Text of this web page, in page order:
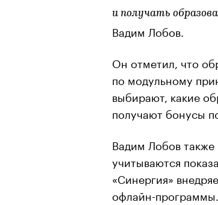
и получать
Вадим Лобов.
Он отметил, что
по модульному
выбирают, какие
получают бонусы
Вадим Лобов также
учитываются
«Синергия»
офлайн-